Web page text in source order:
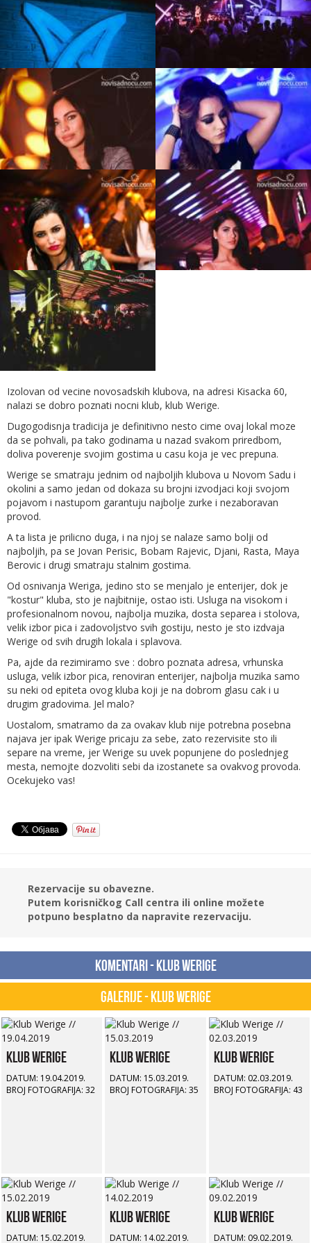
Izolovan od vecine novosadskih klubova, na adresi Kisacka 60,
nalazi se dobro poznati nocni klub, klub Werige.
Dugogodisnja tradicija je definitivno nesto cime ovaj lokal moze
da se pohvali, pa tako godinama u nazad svakom priredbom,
doliva poverenje svojim gostima u casu koja je vec prepuna.
Werige se smatraju jednim od najboljih klubova u Novom Sadu i
okolini a samo jedan od dokaza su brojni izvodjaci koji svojom
pojavom i nastupom garantuju najbolje zurke i nezaboravan
provod.
A ta lista je prilicno duga, i na njoj se nalaze samo bolji od
najboljih, pa se Jovan Perisic, Bobam Rajevic, Djani, Rasta, Maya
Berovic i drugi smatraju stalnim gostima.
Od osnivanja Weriga, jedino sto se menjalo je enterijer, dok je
"kostur" kluba, sto je najbitnije, ostao isti. Usluga na visokom i
profesionalnom novou, najbolja muzika, dosta separea i stolova,
velik izbor pica i zadovoljstvo svih gostiju, nesto je sto izdvaja
Werige od svih drugih lokala i splavova.
Pa, ajde da rezimiramo sve : dobro poznata adresa, vrhunska
usluga, velik izbor pica, renoviran enterijer, najbolja muzika samo
su neki od epiteta ovog kluba koji je na dobrom glasu cak i u
drugim gradovima. Jel malo?
Uostalom, smatramo da za ovakav klub nije potrebna posebna
najava jer ipak Werige pricaju za sebe, zato rezervisite sto ili
separe na vreme, jer Werige su uvek popunjene do poslednjeg
mesta, nemojte dozvoliti sebi da izostanete sa ovakvog provoda.
Ocekujeko vas!
Rezervacije su obavezne.
Putem korisničkog Call centra ili online možete
potpuno besplatno da napravite rezervaciju.
Komentari - Klub Werige
Galerije - Klub Werige
Klub Werige
DATUM: 19.04.2019.
BROJ FOTOGRAFIJA: 32
Klub Werige
DATUM: 15.03.2019.
BROJ FOTOGRAFIJA: 35
Klub Werige
DATUM: 02.03.2019.
BROJ FOTOGRAFIJA: 43
Klub Werige
DATUM: 15.02.2019.
Klub Werige
DATUM: 14.02.2019.
Klub Werige
DATUM: 09.02.2019.